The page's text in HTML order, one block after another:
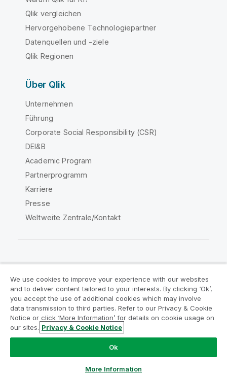
Qlik vergleichen
Hervorgehobene Technologiepartner
Datenquellen und -ziele
Qlik Regionen
Über Qlik
Unternehmen
Führung
Corporate Social Responsibility (CSR)
DEI&B
Academic Program
Partnerprogramm
Karriere
Presse
Weltweite Zentrale/Kontakt
Rechtliche Vereinbarungen
Produktbedingungen
Legal Policies
Legal Policies
Benutzungsbedingungen
Marken
Do Not Share My Info
Copyright © 1993-2026 QlikTech International AB. Alle
We use cookies to improve your experience with our websites
and to deliver content tailored to your interests. By clicking ‘Ok’,
you accept the use of additional cookies which may involve
data transmission to third parties. Refer to our Privacy & Cookie
Notice or click ‘More Information’ for details on cookie usage on
our sites. Privacy & Cookie Notice
Ok
More Information